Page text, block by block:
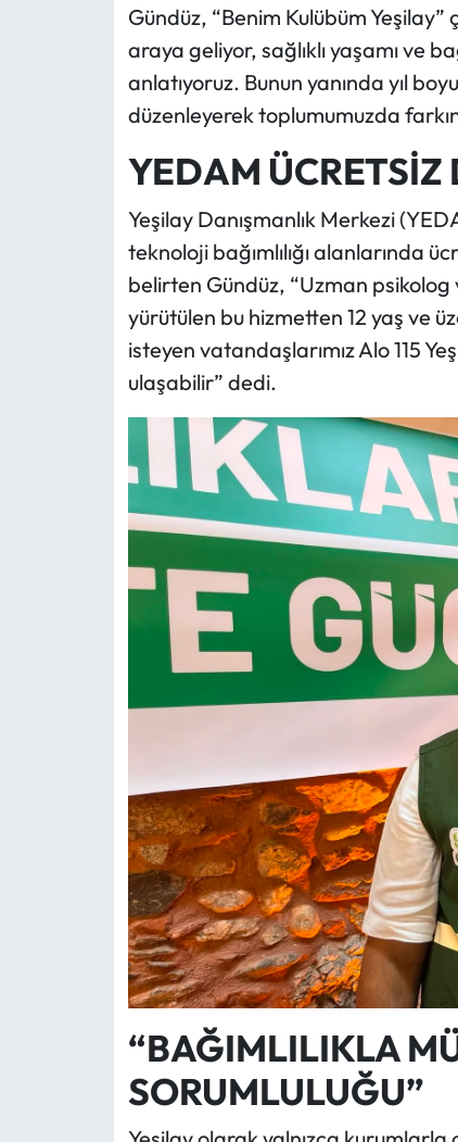
Gündüz, “Benim Kulübüm
araya geliyor, sağlıklı yaşamı ve
anlatıyoruz. Bunun yanında yıl
düzenleyerek toplumumuzda
YEDAM ÜCRETSİZ
Yeşilay Danışmanlık Merkezi
teknoloji bağımlılığı alanlarında
belirten Gündüz, “Uzman psikolog
yürütülen bu hizmetten 12 yaş ve
isteyen vatandaşlarımız Alo 115
ulaşabilir” dedi.
“BAĞIMLILIKLA
SORUMLULUĞU”